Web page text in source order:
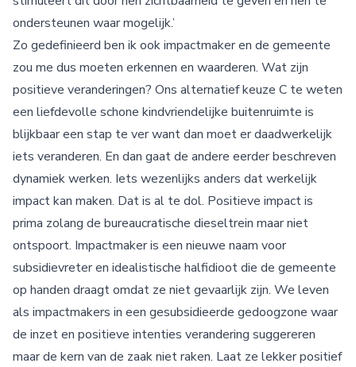
ondersteunen waar mogelijk.’
Zo gedefinieerd ben ik ook impactmaker en de gemeente
zou me dus moeten erkennen en waarderen. Wat zijn
positieve veranderingen? Ons alternatief keuze C te weten
een liefdevolle schone kindvriendelijke buitenruimte is
blijkbaar een stap te ver want dan moet er daadwerkelijk
iets veranderen. En dan gaat de andere eerder beschreven
dynamiek werken. Iets wezenlijks anders dat werkelijk
impact kan maken. Dat is al te dol. Positieve impact is
prima zolang de bureaucratische dieseltrein maar niet
ontspoort. Impactmaker is een nieuwe naam voor
subsidievreter en idealistische halfidioot die de gemeente
op handen draagt omdat ze niet gevaarlijk zijn. We leven
als impactmakers in een gesubsidieerde gedoogzone waar
de inzet en positieve intenties verandering suggereren
maar de kern van de zaak niet raken. Laat ze lekker positief